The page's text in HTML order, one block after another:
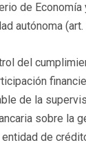
de
autónoma
del
de la
sobre la
de